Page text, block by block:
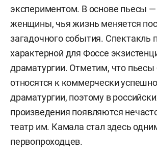
экспериментом. В основе пьесы —
женщины, чья жизнь меняется
загадочного события. Спектакль
характерной для Фоссе
драматургии. Отметим, что пьесы
относятся к коммерчески
драматургии, поэтому в
произведения появляются
театр им. Камала стал здесь
первопроходцев.